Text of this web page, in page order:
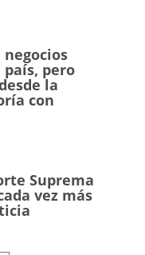
país, pero
la
con
Suprema
vez más